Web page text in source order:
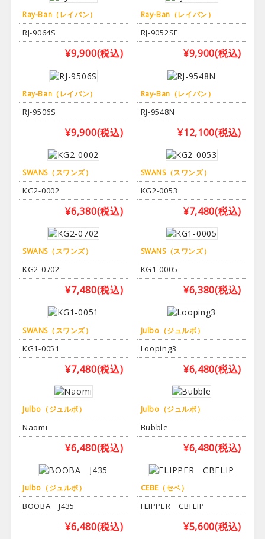
Ray-Ban（レイバン）
RJ-9064S
¥9,900(税込)
Ray-Ban（レイバン）
RJ-9052SF
¥9,900(税込)
Ray-Ban（レイバン）
RJ-9506S
¥9,900(税込)
Ray-Ban（レイバン）
RJ-9548N
¥12,100(税込)
SWANS（スワンズ）
KG2-0002
¥6,380(税込)
SWANS（スワンズ）
KG2-0053
¥7,480(税込)
SWANS（スワンズ）
KG2-0702
¥7,480(税込)
SWANS（スワンズ）
KG1-0005
¥6,380(税込)
SWANS（スワンズ）
KG1-0051
¥7,480(税込)
Julbo（ジュルボ）
Looping3
¥6,480(税込)
Julbo（ジュルボ）
Naomi
¥6,480(税込)
Julbo（ジュルボ）
Bubble
¥6,480(税込)
Julbo（ジュルボ）
BOOBA J435
¥6,480(税込)
CEBE（セベ）
FLIPPER CBFLIP
¥5,600(税込)